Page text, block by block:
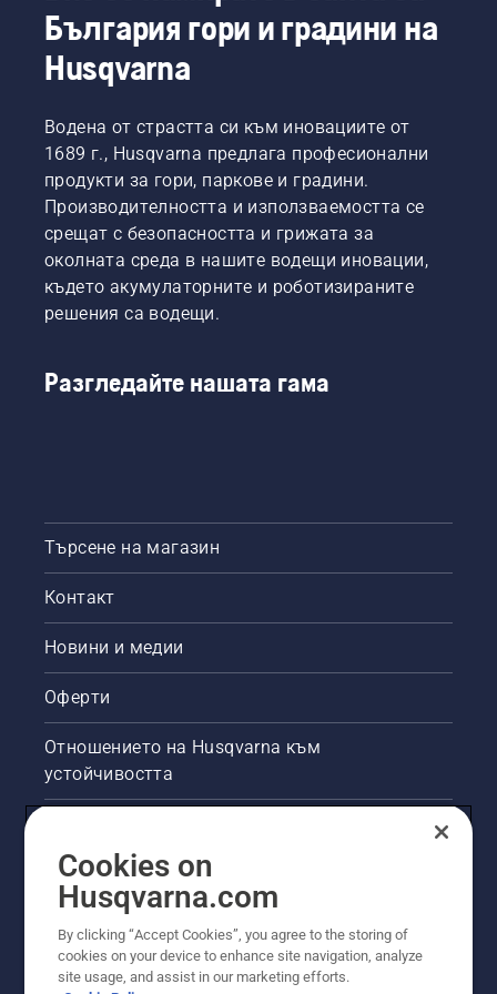
трион
за
работа.
работи.
верижен
България гори и градини на
Husqvarna
Водена от страстта си към иновациите от
1689 г., Husqvarna предлага професионални
продукти за гори, паркове и градини.
Производителността и използваемостта се
срещат с безопасността и грижата за
околната среда в нашите водещи иновации,
където акумулаторните и роботизираните
решения са водещи.
Разгледайте нашата гама
Търсене на магазин
Контакт
Новини и медии
Оферти
Отношението на Husqvarna към
устойчивостта
Други сайтове на Husqvarna
Cookies on
Husqvarna.com
By clicking “Accept Cookies”, you agree to the storing of
cookies on your device to enhance site navigation, analyze
site usage, and assist in our marketing efforts.